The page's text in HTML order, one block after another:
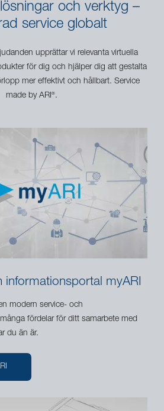
och verktyg –
service globalt
upprättar vi relevanta virtuella
för dig och hjälper dig att gestalta
mer effektivt och hållbart. Service
made by ARI®.
informationsportal myARI
modern service- och
fördelar för ditt samarbete med
du än är.